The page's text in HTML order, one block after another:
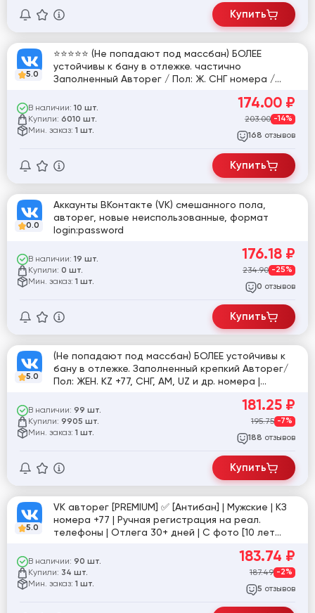
Купить
5.0
⭐⭐⭐⭐⭐ (Не попадают под массбан) БОЛЕЕ
устойчивы к бану в отлежке. частично
Заполненный Авторег / Пол: Ж. СНГ номера /
VK.COM (ВКонтакте, ВК) Женские (SMS)
В наличии: 10 шт.
Купили: 6010 шт.
Мин. заказ: 1 шт.
174.00 ₽
203.00 -14%
168 отзывов
Купить
0.0
Аккаунты ВКонтакте (VK) смешанного пола,
авторег, новые неиспользованные, формат
login:password
В наличии: 19 шт.
Купили: 0 шт.
Мин. заказ: 1 шт.
176.18 ₽
234.90 -25%
0 отзывов
Купить
5.0
(Не попадают под массбан) БОЛЕЕ устойчивы к
бану в отлежке. Заполненный крепкий Авторег/
Пол: ЖЕН. KZ +77, СНГ, АМ, UZ и др. номера |
В наличии: 99 шт.
Купили: 9905 шт.
Мин. заказ: 1 шт.
181.25 ₽
195.75 -7%
188 отзывов
Купить
5.0
VK авторег [PREMIUM] ✅ [Антибан] | Мужские | КЗ
номера +77 | Ручная регистрация на реал.
телефоны | Отлега 30+ дней | С фото [10 лет
В наличии: 90 шт.
Купили: 34 шт.
Мин. заказ: 1 шт.
183.74 ₽
187.49 -2%
5 отзывов